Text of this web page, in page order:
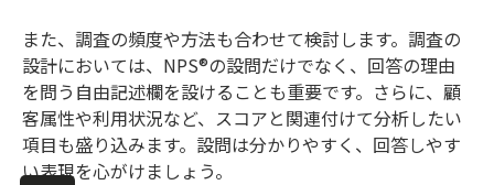
また、調査の頻度や方法も合わせて検討します。調査の
設計においては、NPS®の設問だけでなく、回答の理由
を問う自由記述欄を設けることも重要です。さらに、顧
客属性や利用状況など、スコアと関連付けて分析したい
項目も盛り込みます。設問は分かりやすく、回答しやす
い表現を心がけましょう。